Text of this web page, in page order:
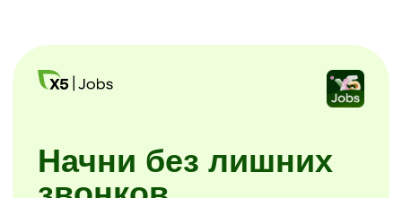
Заполните анкету и начинайте
уже завтра. Без посещения офиса
и собеседований